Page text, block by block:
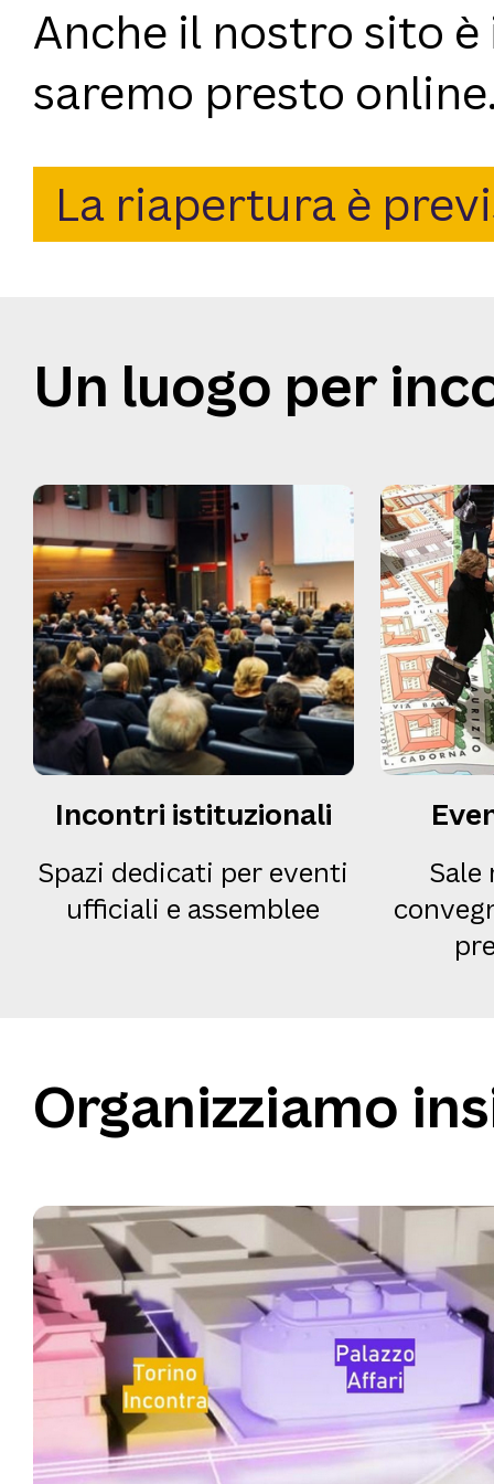
Anche il nostro sito
saremo presto
La riapertura è
Un luogo per
Incontri istituzionali
Spazi dedicati per eventi
ufficiali e assemblee
Organizziamo